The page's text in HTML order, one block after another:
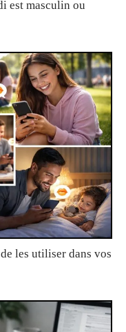
est masculin ou
les utiliser dans vos